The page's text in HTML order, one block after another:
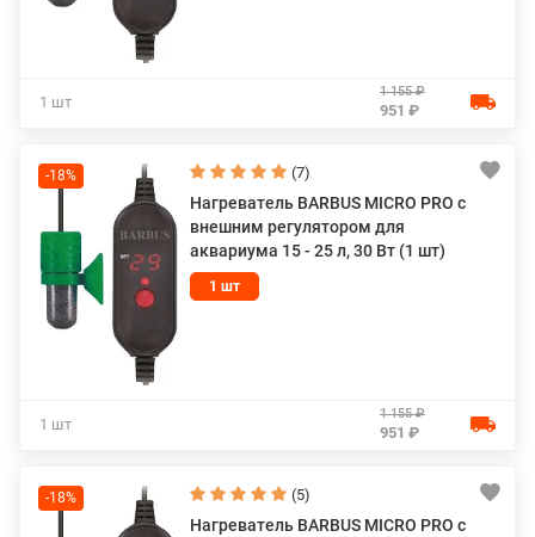
1 шт
1 155 ₽
951 ₽
-18% (7)
Нагреватель BARBUS MICRO PRO с
внешним регулятором для
аквариума 15 - 25 л, 30 Вт (1 шт)
1 шт
1 шт
1 155 ₽
951 ₽
-18% (5)
Нагреватель BARBUS MICRO PRO с